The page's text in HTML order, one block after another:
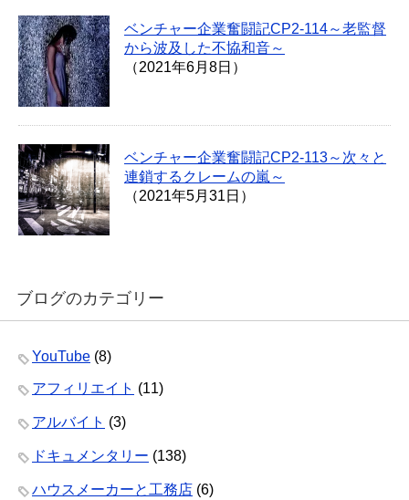
ベンチャー企業奮闘記CP2-114～老監督
から波及した不協和音～
（2021年6月8日）
ベンチャー企業奮闘記CP2-113～次々と
連鎖するクレームの嵐～
（2021年5月31日）
ブログのカテゴリー
YouTube (8)
アフィリエイト (11)
アルバイト (3)
ドキュメンタリー (138)
ハウスメーカーと工務店 (6)